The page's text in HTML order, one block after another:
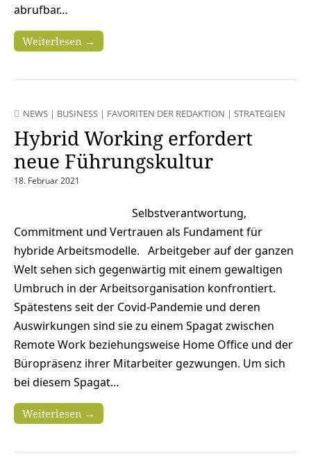
abrufbar…
Weiterlesen →
NEWS | BUSINESS | FAVORITEN DER REDAKTION | STRATEGIEN
Hybrid Working erfordert
neue Führungskultur
18. Februar 2021
Selbstverantwortung,
Commitment und Vertrauen als Fundament für
hybride Arbeitsmodelle. Arbeitgeber auf der ganzen
Welt sehen sich gegenwärtig mit einem gewaltigen
Umbruch in der Arbeitsorganisation konfrontiert.
Spätestens seit der Covid-Pandemie und deren
Auswirkungen sind sie zu einem Spagat zwischen
Remote Work beziehungsweise Home Office und der
Büropräsenz ihrer Mitarbeiter gezwungen. Um sich
bei diesem Spagat…
Weiterlesen →